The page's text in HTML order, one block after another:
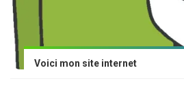
Voici mon site internet